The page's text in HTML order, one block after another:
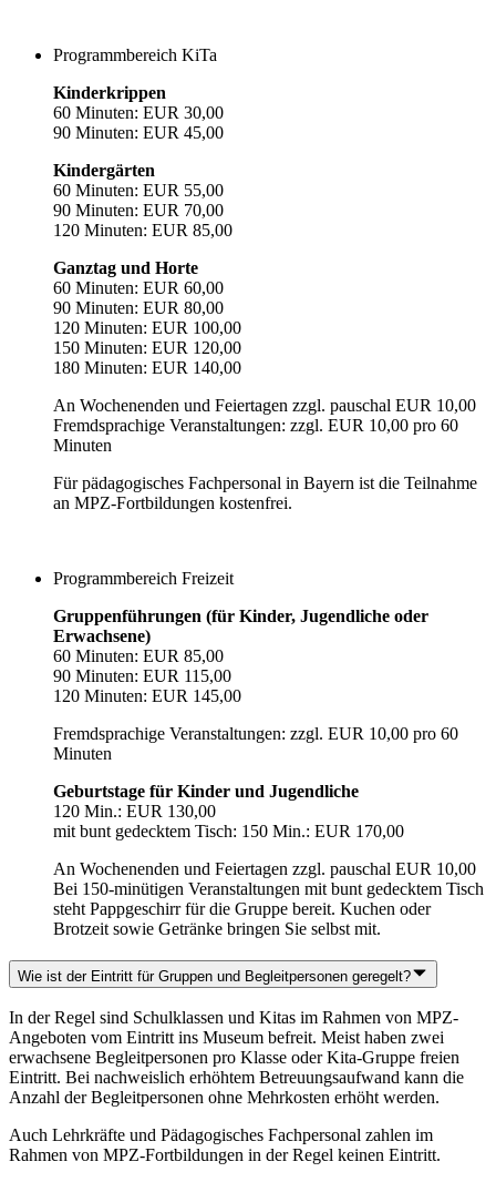
Programmbereich KiTa
Kinderkrippen
60 Minuten: EUR 30,00
90 Minuten: EUR 45,00
Kindergärten
60 Minuten: EUR 55,00
90 Minuten: EUR 70,00
120 Minuten: EUR 85,00
Ganztag und Horte
60 Minuten: EUR 60,00
90 Minuten: EUR 80,00
120 Minuten: EUR 100,00
150 Minuten: EUR 120,00
180 Minuten: EUR 140,00
An Wochenenden und Feiertagen zzgl. pauschal EUR 10,00
Fremdsprachige Veranstaltungen: zzgl. EUR 10,00 pro 60
Minuten
Für pädagogisches Fachpersonal in Bayern ist die Teilnahme
an MPZ-Fortbildungen kostenfrei.
Programmbereich Freizeit
Gruppenführungen (für Kinder, Jugendliche oder
Erwachsene)
60 Minuten: EUR 85,00
90 Minuten: EUR 115,00
120 Minuten: EUR 145,00
Fremdsprachige Veranstaltungen: zzgl. EUR 10,00 pro 60
Minuten
Geburtstage für Kinder und Jugendliche
120 Min.: EUR 130,00
mit bunt gedecktem Tisch: 150 Min.: EUR 170,00
An Wochenenden und Feiertagen zzgl. pauschal EUR 10,00
Bei 150-minütigen Veranstaltungen mit bunt gedecktem Tisch
steht Pappgeschirr für die Gruppe bereit. Kuchen oder
Brotzeit sowie Getränke bringen Sie selbst mit.
Wie ist der Eintritt für Gruppen und Begleitpersonen geregelt?
In der Regel sind Schulklassen und Kitas im Rahmen von MPZ-
Angeboten vom Eintritt ins Museum befreit. Meist haben zwei
erwachsene Begleitpersonen pro Klasse oder Kita-Gruppe freien
Eintritt. Bei nachweislich erhöhtem Betreuungsaufwand kann die
Anzahl der Begleitpersonen ohne Mehrkosten erhöht werden.
Auch Lehrkräfte und Pädagogisches Fachpersonal zahlen im
Rahmen von MPZ-Fortbildungen in der Regel keinen Eintritt.